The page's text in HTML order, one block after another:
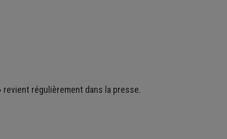
revient régulièrement dans la presse.